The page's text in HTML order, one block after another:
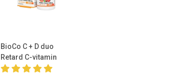
BioCo C + D duo
Retard C-vitamin
1000mg D3-vitamin...